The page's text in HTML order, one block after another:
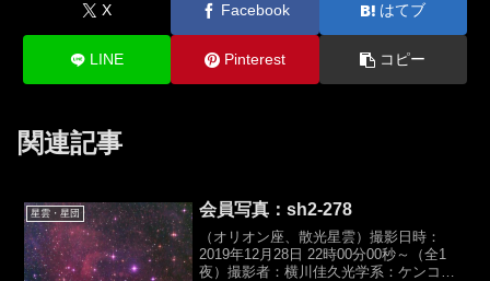
X Facebook はてブ
LINE Pinterest コピー
関連記事
星雲・星団 会員写真：sh2-278
（オリオン座、散光星雲）撮影日時：
2019年12月28日 22時00分00秒～（全1
夜）撮影者：横川佳久光学系：ケンコ